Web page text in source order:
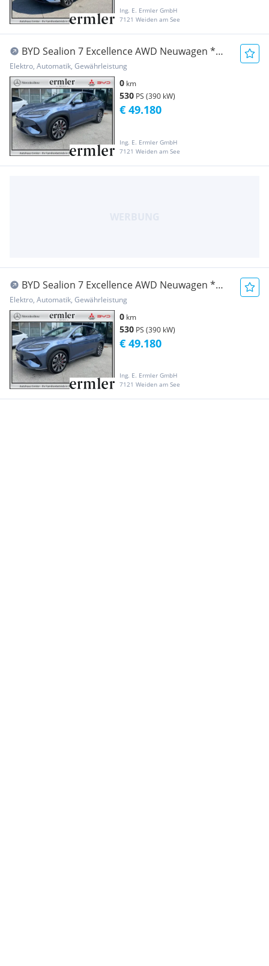
Ing. E. Ermler GmbH
7121 Weiden am See
BYD Sealion 7 Excellence AWD Neuwagen *
AKTION
Elektro, Automatik, Gewährleistung
0 km
530 PS (390 kW)
Ing. E. Ermler GmbH
7121 Weiden am See
€ 49.180
BYD Sealion 7 Excellence AWD Neuwagen *
AKTION
Elektro, Automatik, Gewährleistung
0 km
530 PS (390 kW)
Ing. E. Ermler GmbH
7121 Weiden am See
€ 49.180